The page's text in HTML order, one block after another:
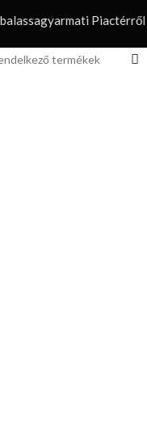
Piactérről
termékek